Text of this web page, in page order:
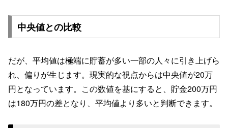
中央値との比較
だが、平均値は極端に貯蓄が多い一部の人々に引き上げら
れ、偏りが生じます。現実的な視点からは中央値が20万
円となっています。この数値を基にすると、貯金200万円
は180万円の差となり、平均値より多いと判断できます。